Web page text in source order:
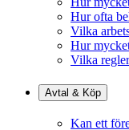
Hur ofta
Vilka
Hur
Vilka
Avtal & Köp
Kan ett